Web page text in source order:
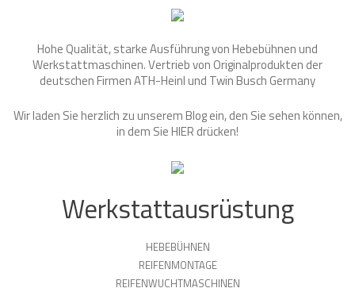
Hohe Qualität, starke Ausführung von Hebebühnen und
Werkstattmaschinen. Vertrieb von Originalprodukten der
deutschen Firmen ATH-Heinl und Twin Busch Germany
Wir laden Sie herzlich zu unserem Blog ein, den Sie sehen können,
in dem SieHIER drücken!
Werkstattausrüstung
HEBEBÜHNEN
REIFENMONTAGE
REIFENWUCHTMASCHINEN